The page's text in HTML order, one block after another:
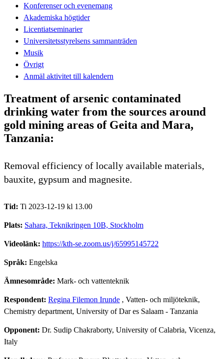
Konferenser och evenemang
Akademiska högtider
Licentiatseminarier
Universitetsstyrelsens sammanträden
Musik
Övrigt
Anmäl aktivitet till kalendern
Treatment of arsenic contaminated
drinking water from the sources around
gold mining areas of Geita and Mara,
Tanzania:
Removal efficiency of locally available materials,
bauxite, gypsum and magnesite.
Tid: Ti 2023-12-19 kl 13.00
Plats: Sahara, Teknikringen 10B, Stockholm
Videolänk: https://kth-se.zoom.us/j/65995145722
Språk: Engelska
Ämnesområde: Mark- och vattenteknik
Respondent: Regina Filemon Irunde , Vatten- och miljöteknik,
Chemistry department, University of Dar es Salaam - Tanzania
Opponent: Dr. Sudip Chakraborty, University of Calabria, Vicenza,
Italy